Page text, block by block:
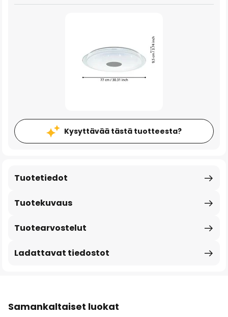
Kysyttävää tästä tuotteesta?
Tuotekuvaus
Tuotetiedot
Tuotearvostelut
Ladattavat tiedostot
Samankaltaiset luokat